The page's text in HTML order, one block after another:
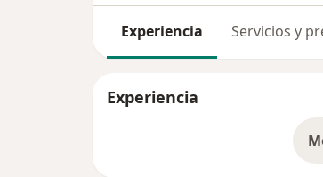
Experiencia Servicios y
Experiencia